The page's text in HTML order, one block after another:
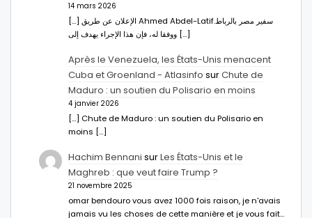
14 mars 2026
[…] الإعلان عن طريق Ahmed Abdel-Latifسفير مصر بالرباط.
ووفقا له، فإن هذا الإجراء يهدف إلى […]
Après le Venezuela, les États-Unis menacent
Cuba et Groenland - Atlasinfo surChute de
Maduro : un soutien du Polisario en moins
4 janvier 2026
[…] Chute de Maduro : un soutien du Polisario en
moins […]
Hachim Bennani surLes États-Unis et le
Maghreb : que veut faire Trump ?
21 novembre 2025
omar bendouro vous avez 1000 fois raison, je n'avais
jamais vu les choses de cette manière et je vous fait…